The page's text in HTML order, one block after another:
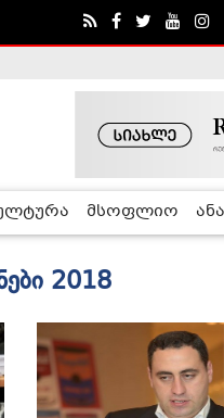
მსოფლიო
2018